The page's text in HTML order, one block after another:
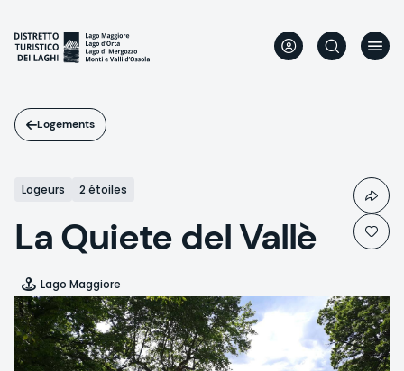
contenu
principal
Logements
Logeurs 2 étoiles
La Quiete del Vallè
Lago Maggiore